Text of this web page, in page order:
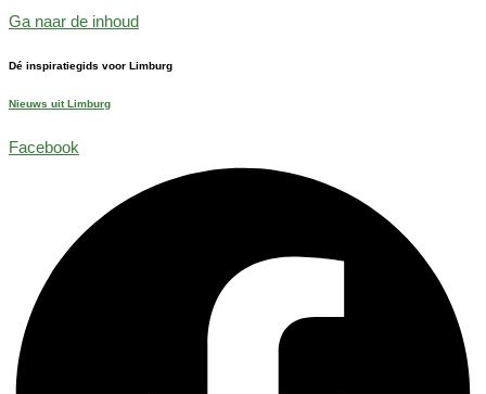
Ga naar de inhoud
Dé inspiratiegids voor Limburg
Nieuws uit Limburg
Facebook